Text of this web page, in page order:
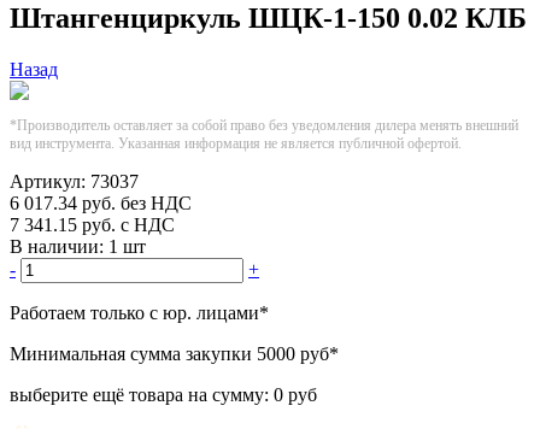
Штангенциркуль ШЦК-1-150 0.02 КЛБ
Назад
*Производитель оставляет за собой право без уведомления дилера менять внешний
вид инструмента. Указанная информация не является публичной офертой.
Артикул: 73037
6 017.34 руб. без НДС
7 341.15 руб. с НДС
В наличии: 1 шт
-
+
Работаем только с юр. лицами*
Минимальная сумма закупки 5000 руб*
выберите ещё товара на сумму: 0 руб